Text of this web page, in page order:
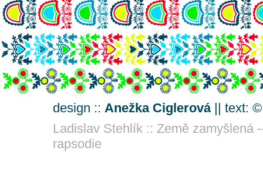
design :: Anežka Ciglerová|| text: ©
Ladislav Stehlík :: Země zamyšlená
rapsodie